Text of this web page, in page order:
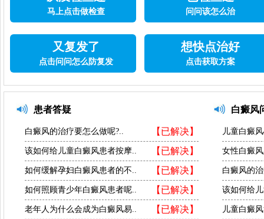
马上点击做检查 问问该怎么治
又复发了
点击问问怎么防复发
想快点治好
点击获取方案
患者答疑
【已解决】
白癜风的治疗要怎么做呢?..
【已解决】
该如何给儿童白癜风患者按摩..
【已解决】
如何缓解孕妇白癜风患者的不..
【已解决】
如何照顾青少年白癜风患者呢..
【已解决】
老年人为什么会成为白癜风易..
白癜风
儿童白癜
女性白癜
白癜风的
该如何给
儿童白癜